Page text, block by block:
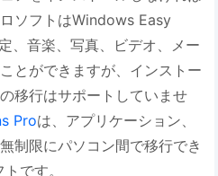
ソフトはWindows Easy
、音楽、写真、ビデオ、メー
とができますが、インストー
移行はサポートしていませ
Proは、アプリケーション、
制限にパソコン間で移行でき
です。